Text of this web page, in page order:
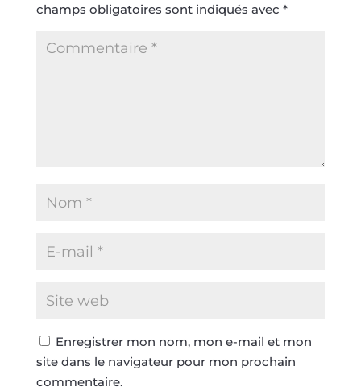
champs obligatoires sont indiqués avec *
Enregistrer mon nom, mon e-mail et mon
site dans le navigateur pour mon prochain
commentaire.